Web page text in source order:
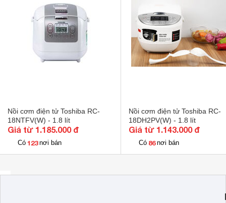
- Không dùng dụng cụ sắc nhọn hay miếng chùi rửa kim
- Thường xuyên vệ sinh lòng nồi, vỏ ngoài, khay hứng
bám dính lâu ngày ảnh hưởng tới chất lượng nấu của nồi.
- Lau khô xung quanh bên ngoài lòng nồi trước khi cho
Công nghệ nấu 1D (Toả
Có xửng
Độ dày lòng nồi 2.2 mm
Nồi cơm điện tử Toshiba RC-
18NTFV(W) - 1.8 lít
Giá từ 1.185.000 đ
Có 123 nơi bán
Nồi cơm điện tử Toshiba RC-
18DH2PV(W) - 1.8 lít
Giá từ 1.143.000 đ
Có 86 nơi bán